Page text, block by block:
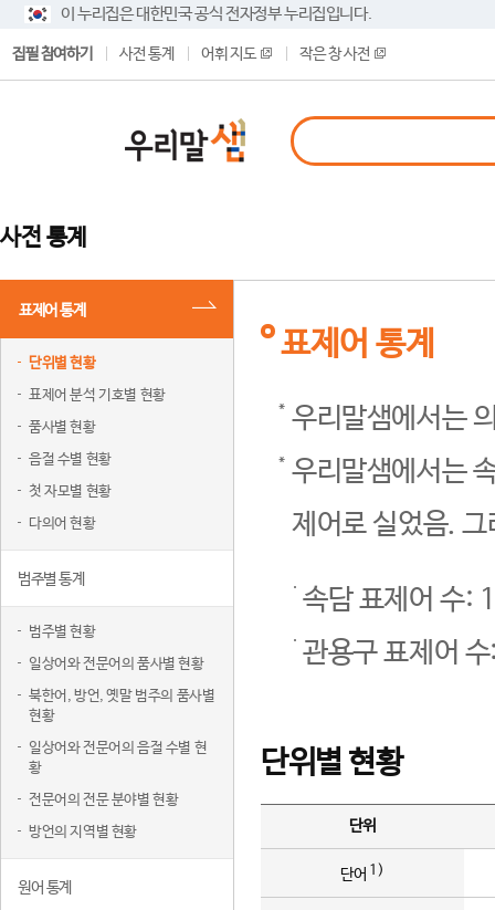
이 누리집은 대한민국 공식 전자정부 누리집입니다.
집필 참여하기 사전 통계 어휘 지도 작은 창 사전
사전 통계
표제어 통계
단위별 현황
표제어 분석 기호별 현황
품사별 현황
음절 수별 현황
첫 자모별 현황
다의어 현황
범주별 통계
범주별 현황
일상어와 전문어의 품사별 현황
북한어, 방언, 옛말 범주의 품사별
현황
일상어와 전문어의 음절 수별 현
황
전문어의 전문 분야별 현황
방언의 지역별 현황
원어 통계
표제어 통계
우리말샘에서는
우리말샘에서는
제어로 실었음.
속담 표제어 수:
관용구 표제어
단위별 현황
단위
단어 1)